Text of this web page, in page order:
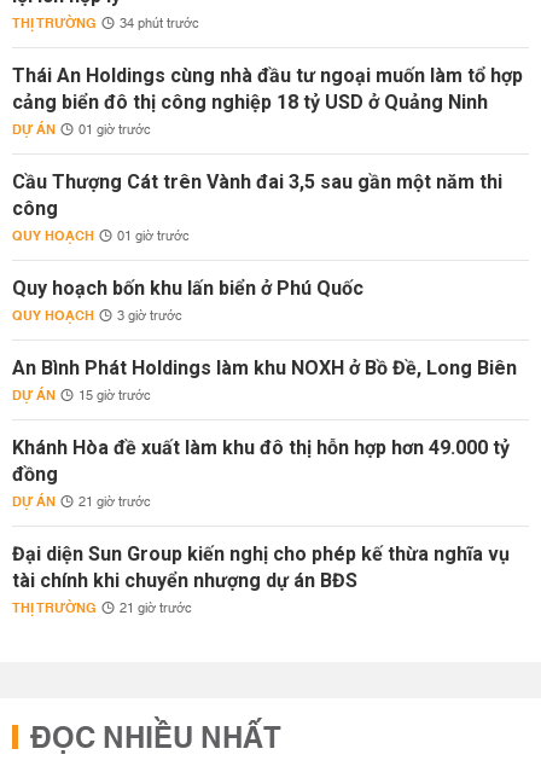
THỊ TRƯỜNG 34 phút trước
Thái An Holdings cùng nhà đầu tư ngoại muốn làm tổ hợp
cảng biển đô thị công nghiệp 18 tỷ USD ở Quảng Ninh
DỰ ÁN 01 giờ trước
Cầu Thượng Cát trên Vành đai 3,5 sau gần một năm thi
công
QUY HOẠCH 01 giờ trước
Quy hoạch bốn khu lấn biển ở Phú Quốc
QUY HOẠCH 3 giờ trước
An Bình Phát Holdings làm khu NOXH ở Bồ Đề, Long Biên
DỰ ÁN 15 giờ trước
Khánh Hòa đề xuất làm khu đô thị hỗn hợp hơn 49.000 tỷ
đồng
DỰ ÁN 21 giờ trước
Đại diện Sun Group kiến nghị cho phép kế thừa nghĩa vụ
tài chính khi chuyển nhượng dự án BĐS
THỊ TRƯỜNG 21 giờ trước
ĐỌC NHIỀU NHẤT